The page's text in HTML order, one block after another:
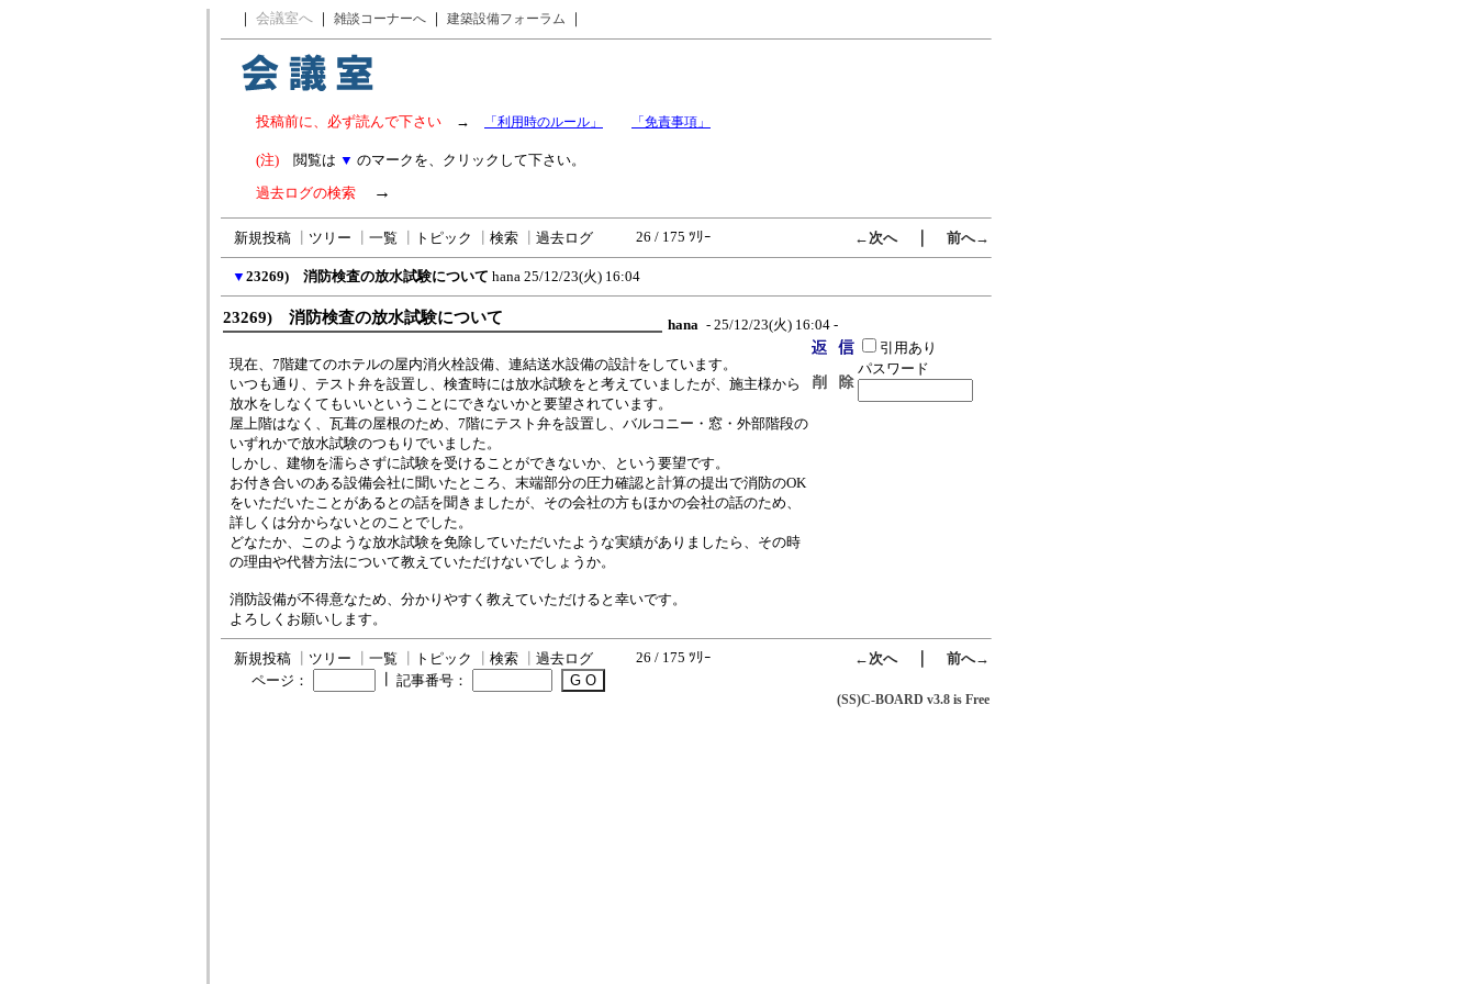
｜ 会議室へ ｜ 雑談コーナーへ ｜ 建築設備フォーラム ｜
投稿前に、必ず読んで下さい → 「利用時のルール」 「免責事項」
(注) 閲覧は ▼ のマークを、クリックして下さい。
過去ログの検索 →
新規投稿 ツリー 一覧 トピック 検索 過去ログ 26 / 175 ﾂﾘｰ ←次へ｜ 前へ→
▼ 23269) 消防検査の放水試験について hana 25/12/23(火) 16:04
23269) 消防検査の放水試験について hana - 25/12/23(火) 16:04 -
現在、7階建てのホテルの屋内消火栓設備、連結送水設備の設計をしています。
いつも通り、テスト弁を設置し、検査時には放水試験をと考えていましたが、施主様から
放水をしなくてもいいということにできないかと要望されています。
屋上階はなく、瓦葺の屋根のため、7階にテスト弁を設置し、バルコニー・窓・外部階段の
いずれかで放水試験のつもりでいました。
しかし、建物を濡らさずに試験を受けることができないか、という要望です。
お付き合いのある設備会社に聞いたところ、末端部分の圧力確認と計算の提出で消防のOK
をいただいたことがあるとの話を聞きましたが、その会社の方もほかの会社の話のため、
詳しくは分からないとのことでした。
どなたか、このような放水試験を免除していただいたような実績がありましたら、その時
の理由や代替方法について教えていただけないでしょうか。
消防設備が不得意なため、分かりやすく教えていただけると幸いです。
よろしくお願いします。
引用あり
パスワード
新規投稿 ツリー 一覧 トピック 検索 過去ログ 26 / 175 ﾂﾘｰ ←次へ｜ 前へ→
ページ：
記事番号：
(SS)C-BOARD v3.8 is Free